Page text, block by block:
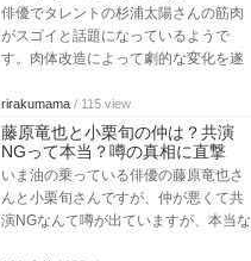
俳優でタレントの杉浦太陽さんの筋肉
がスゴイと話題になっているようで
す。肉体改造によって劇的な変化を遂
rirakumama / 115 view
藤原竜也と小栗旬の仲は？共演
NGって本当？噂の真相に直撃
いま油の乗っている俳優の藤原竜也さ
んと小栗旬さんですが、仲が悪くて共
演NGなんて噂が出ていますが、本当な